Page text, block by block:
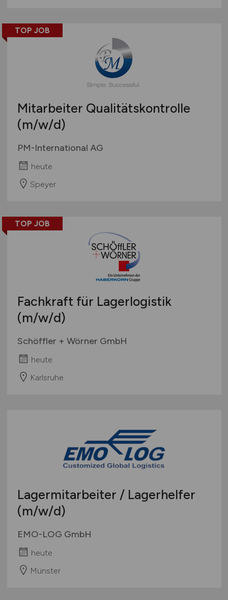
TOP JOB
Mitarbeiter Qualitätskontrolle
(m/w/d)
PM-International AG
heute
Speyer
TOP JOB
Fachkraft für Lagerlogistik
(m/w/d)
Schöffler + Wörner GmbH
heute
Karlsruhe
Lagermitarbeiter / Lagerhelfer
(m/w/d)
EMO-LOG GmbH
heute
Münster